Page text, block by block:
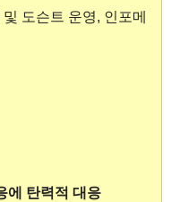
도슨트 운영, 인포메
에 탄력적 대응